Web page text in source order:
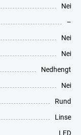
Nei
–
Nei
Nei
Nedhengt
Nei
Rund
Linse
LED